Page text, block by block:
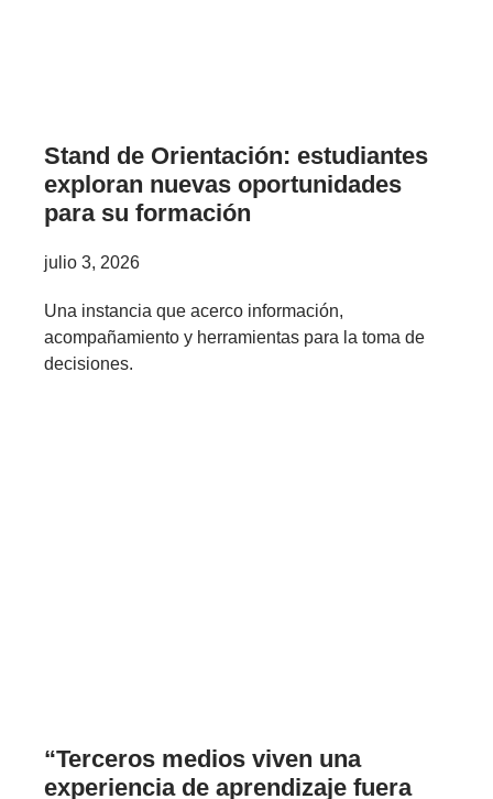
Stand de Orientación: estudiantes
exploran nuevas oportunidades
para su formación
julio 3, 2026
Una instancia que acerco información,
acompañamiento y herramientas para la toma de
decisiones.
“Terceros medios viven una
experiencia de aprendizaje fuera